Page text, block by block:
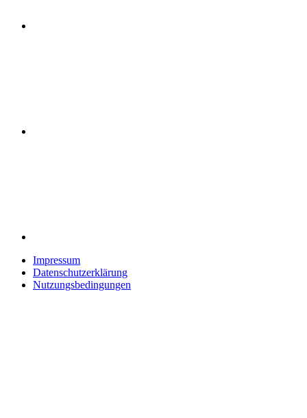
Impressum
Datenschutzerklärung
Nutzungsbedingungen